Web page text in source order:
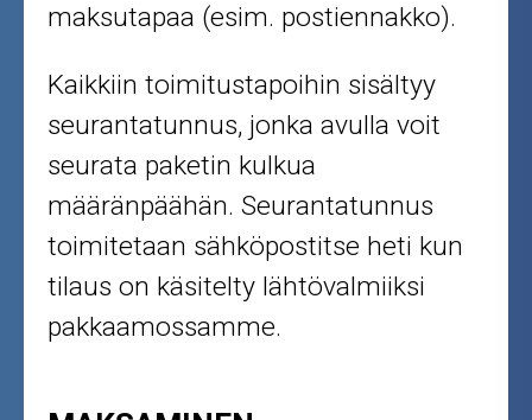
maksutapaa (esim. postiennakko).
Kaikkiin toimitustapoihin sisältyy
seurantatunnus, jonka avulla voit
seurata paketin kulkua
määränpäähän. Seurantatunnus
toimitetaan sähköpostitse heti kun
tilaus on käsitelty lähtövalmiiksi
pakkaamossamme.